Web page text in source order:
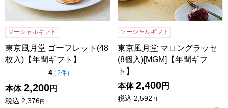
ソーシャルギフト
東京風月堂 ゴーフレット(48
枚入)【年間ギフト】
4点（5点満点中）
（2件の評価
）
本体 2,200円
税込 2,376円
ソーシャルギフト
東京風月堂 マロングラッセ
(8個入)[MGM]【年間ギフ
ト】
本体 2,400円
税込 2,592円